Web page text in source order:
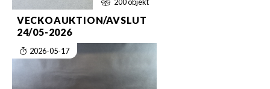
200 objekt
VECKOAUKTION/AVSLUT
24/05-2026
2026-05-17